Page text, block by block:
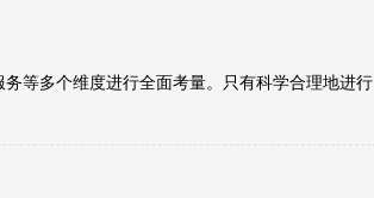
等多个维度进行全面考量。只有科学合理地进行